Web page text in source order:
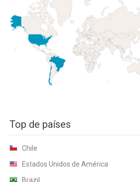
Top de países
Chile
Estados Unidos de América
Brazil